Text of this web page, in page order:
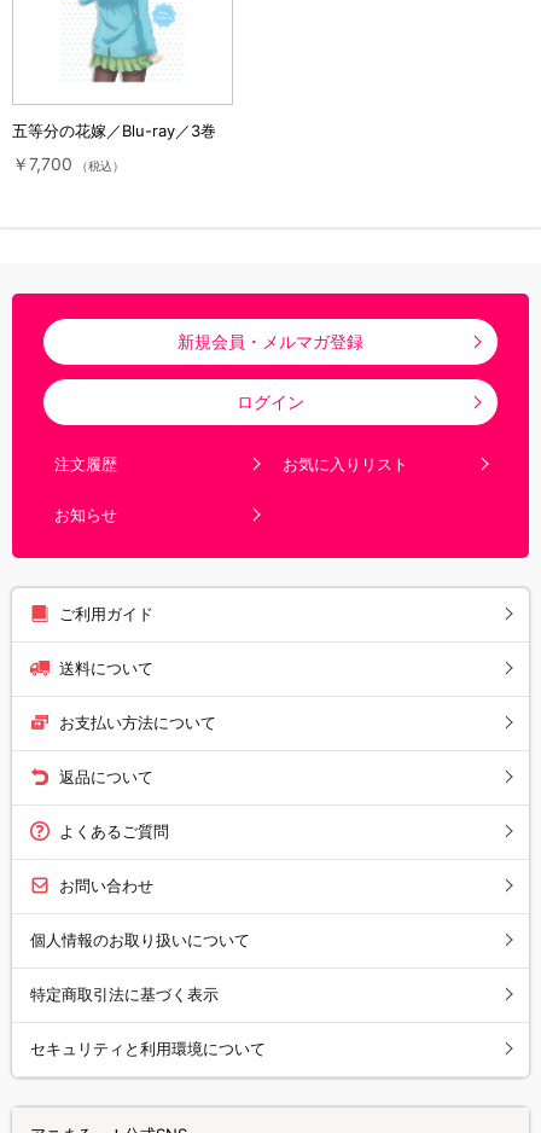
五等分の花嫁／Blu-ray／3巻
￥7,700 （税込）
新規会員・メルマガ登録
ログイン
注文履歴 お気に入りリスト
お知らせ
ご利用ガイド
送料について
お支払い方法について
返品について
よくあるご質問
お問い合わせ
個人情報のお取り扱いについて
特定商取引法に基づく表示
セキュリティと利用環境について